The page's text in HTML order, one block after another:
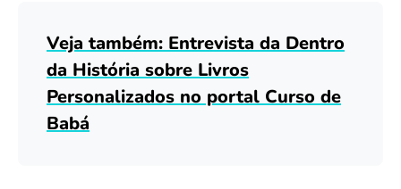
Veja também: Entrevista da Dentro
da História sobre Livros
Personalizados no portal Curso de
Babá